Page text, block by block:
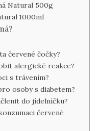
Natural 500g
1000ml
červené čočky?
alergické reakce?
s trávením?
osoby s diabetem?
do jídelníčku?
červené